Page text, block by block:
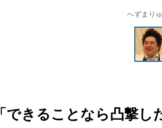
へずまり
「できることなら凸撃し